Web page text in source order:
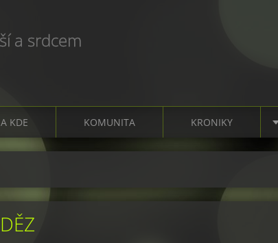
a srdcem
KDE KOMUNITA KRONIKY